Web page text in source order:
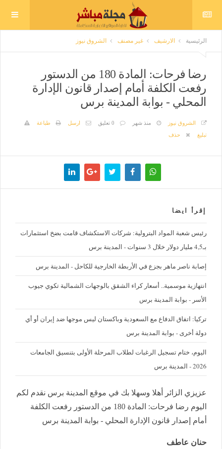
الرئيسية الارشيف غير مصنف الشروق نيوز
رضا فرحات: المادة 180 من الدستور
رفعت الكلفة أمام إصدار قانون الإدارة
المحلي - بوابة المدينة برس
الشروق نيوز منذ شهر 0 تعليق ارسل
طباعة
تبليغ
حذف
إقرأ ايضا
رئيس شعبة المواد البترولية: شركات الاستكشاف قامت بضخ استثمارات
بـ4,5 مليار دولار خلال 3 سنوات - المدينة برس
إصابة ناصر ماهر بجزع في الأربطة الخارجية للكاحل - المدينة برس
‪انتهازية موسمية.. أسعار كراء الشقق بالوجهات الشمالية تكوي جيوب
الأسر - بوابة المدينة برس
تركيا: اتفاق الدفاع مع السعودية وباكستان ليس موجها ضد إيران أو أي
دولة أخرى - بوابة المدينة برس
اليوم، ختام تسجيل الرغبات لطلاب المرحلة الأولى بتنسيق الجامعات
2026 - المدينة برس
عزيزي الزائر أهلا وسهلا بك في موقع المدينة برس نقدم لكم
اليوم رضا فرحات: المادة 180 من الدستور رفعت الكلفة
أمام إصدار قانون الإدارة المحلي - بوابة المدينة برس
حنان عاطف